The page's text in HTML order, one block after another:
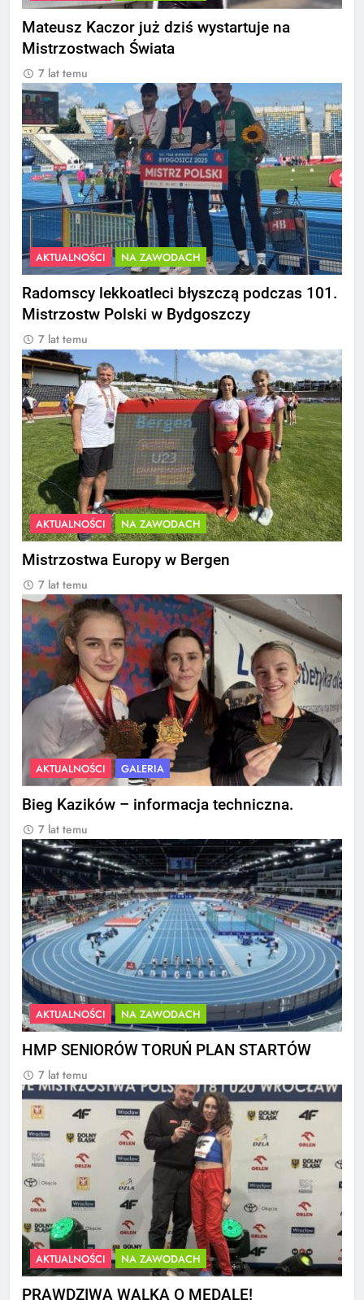
Mateusz Kaczor już dziś wystartuje na
Mistrzostwach Świata
7 lat temu
AKTUALNOŚCI NA ZAWODACH
Radomscy lekkoatleci błyszczą podczas 101.
Mistrzostw Polski w Bydgoszczy
7 lat temu
AKTUALNOŚCI NA ZAWODACH
Mistrzostwa Europy w Bergen
7 lat temu
AKTUALNOŚCI GALERIA
Bieg Kazików – informacja techniczna.
7 lat temu
AKTUALNOŚCI NA ZAWODACH
HMP SENIORÓW TORUŃ PLAN STARTÓW
7 lat temu
AKTUALNOŚCI NA ZAWODACH
PRAWDZIWA WALKA O MEDALE!